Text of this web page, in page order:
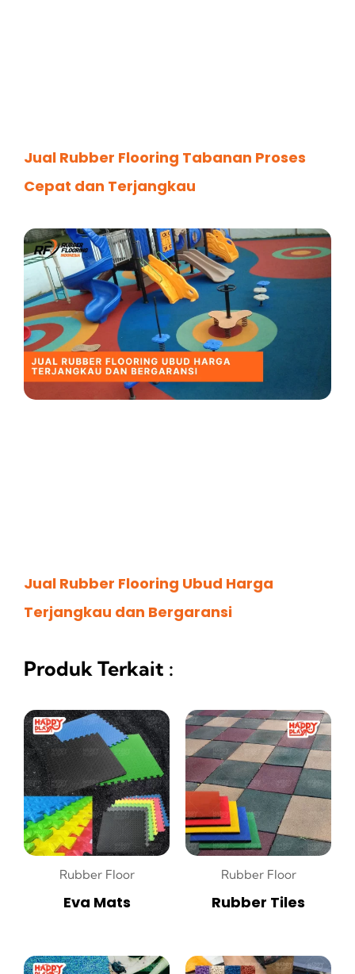
Jual Rubber Flooring Tabanan Proses
Cepat dan Terjangkau
Jual Rubber Flooring Ubud Harga
Terjangkau dan Bergaransi
Produk Terkait :
Rubber Floor
Eva Mats
Rubber Floor
Rubber Tiles